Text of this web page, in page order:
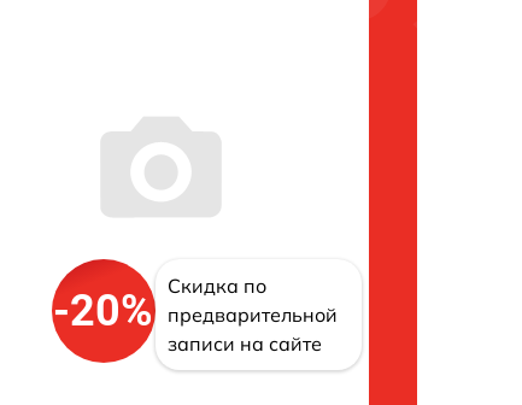
-20%
Скидка по
предварительной
записи на сайте